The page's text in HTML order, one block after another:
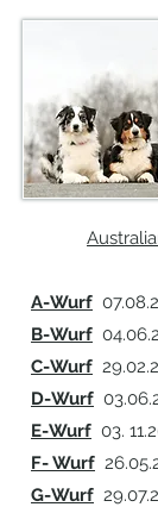
A-Wurf
B-Wurf
C-Wurf
D-Wurf
E-Wurf 03.
F- Wurf
G-Wurf